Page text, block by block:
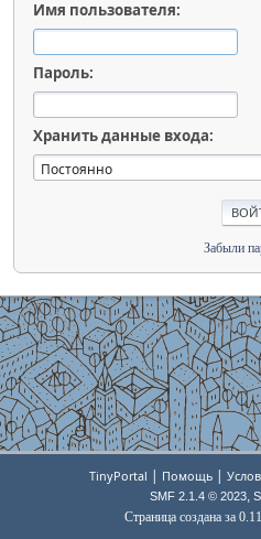
Имя пользователя:
Пароль:
Хранить данные входа:
Забыли
TinyPortal | Помощь |
SMF 2.1.4 © 2023,
Страница создана за